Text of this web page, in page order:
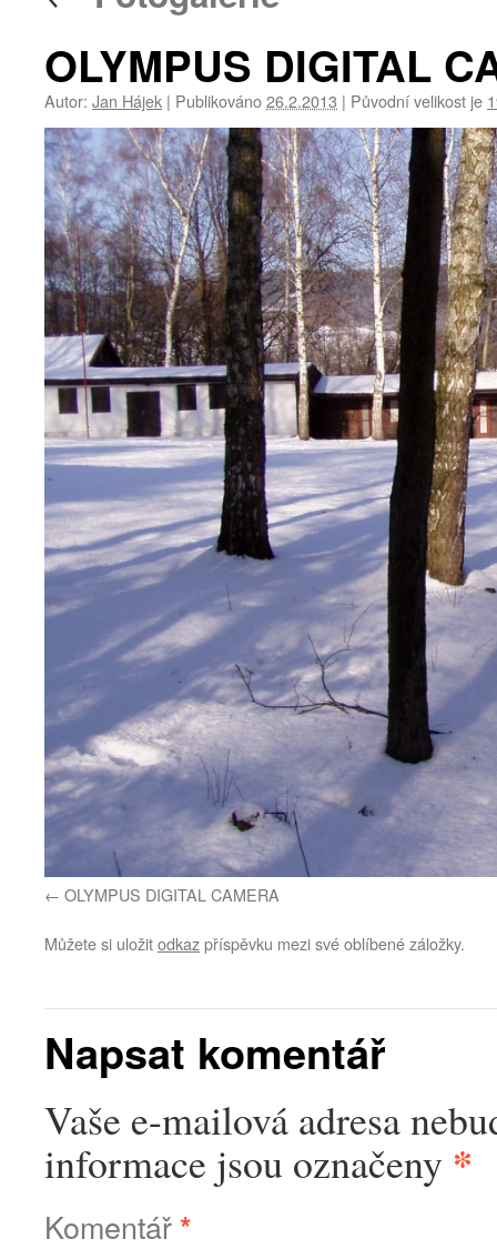
OLYMPUS DIGITAL
Autor: Jan Hájek | Publikováno26.2.2013 | Původní velikost je
OLYMPUS DIGITAL CAMERA
Můžete si uložitodkazpříspěvku mezi své oblíbené záložky.
Napsat komentář
Vaše e-mailová adresa
informace jsou označeny *
Komentář*